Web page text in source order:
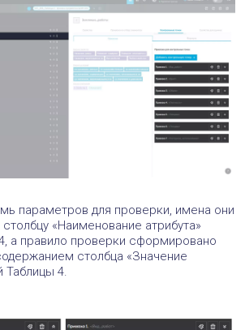
параметров для проверки, имена они
«Наименование атрибута»
а правило проверки сформировано
столбца «Значение
Таблицы 4.